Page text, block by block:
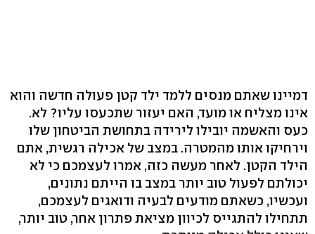
דמיינו שאתם מנסים ללמד ילד קטן פעולה חדשה והוא
אינו מצליח או מועד, האם יעזור שתכעסו עליו? לא.
כעס והאשמה יובילו לירידה בתחושת הביטחון שלו
וירחיקו אותו מהמטרה. במצב של אכילה רגשית, אתם
הילד הקטן. לאחר מעשה כזה, אמרו לעצמכם כי לא
יכולתם לפעול טוב יותר במצב בו הייתם נתונים,
ועכשיו, כשאתם מודעים לבעיה ודואגים לעצמכם,
תתחילו להתגייס לכיוון מציאת פתרון אחר, טוב יותר,